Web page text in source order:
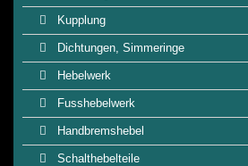
Kupplung
Dichtungen, Simmeringe
Hebelwerk
Fusshebelwerk
Handbremshebel
Schalthebelteile